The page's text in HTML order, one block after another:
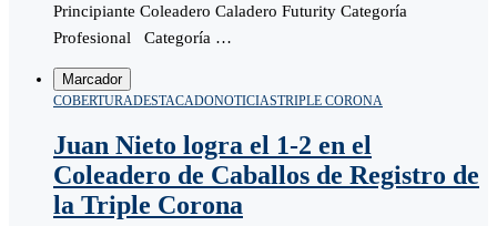
Principiante Coleadero Caladero Futurity Categoría
Profesional Categoría …
Marcador
COBERTURADESTACADONOTICIASTRIPLE CORONA
Juan Nieto logra el 1-2 en el
Coleadero de Caballos de Registro de
la Triple Corona